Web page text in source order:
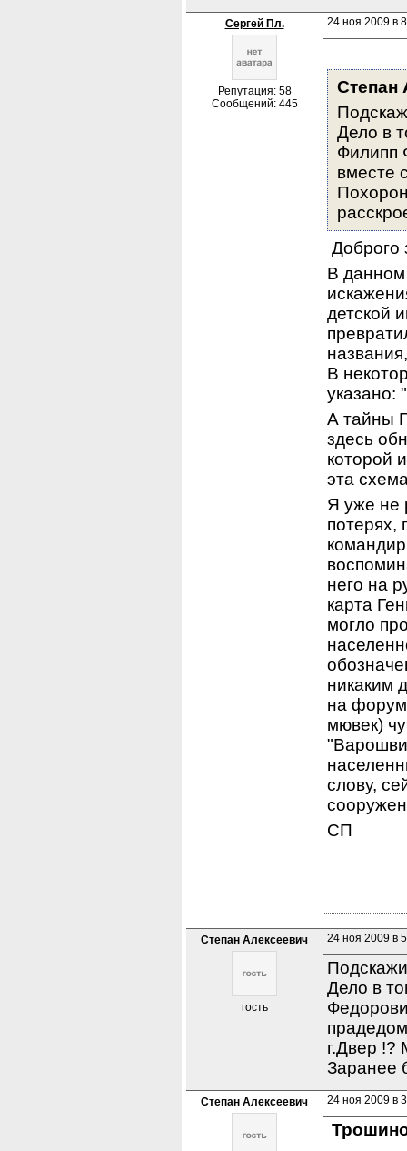
Сергей Пл.
Репутация: 58
Сообщений: 445
24 ноя 2009 в
Степан
Дело в
Филипп
вместе
Доброго
В данном
детской
В
указано:
А тайны
здесь
которой
эта
Я уже не
потерях,
него на
карта
могло
никаким
на
мювек)
слову,
СП
Степан Алексеевич
гость
24 ноя 2009 в
Дело в
г.Двер !?
Заранее
Степан Алексеевич 24 ноя 2009 в